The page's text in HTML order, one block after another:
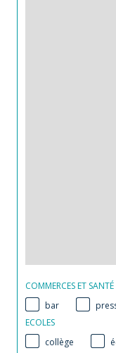
COMMERCES ET SANTÉ
bar
ECOLES
collège